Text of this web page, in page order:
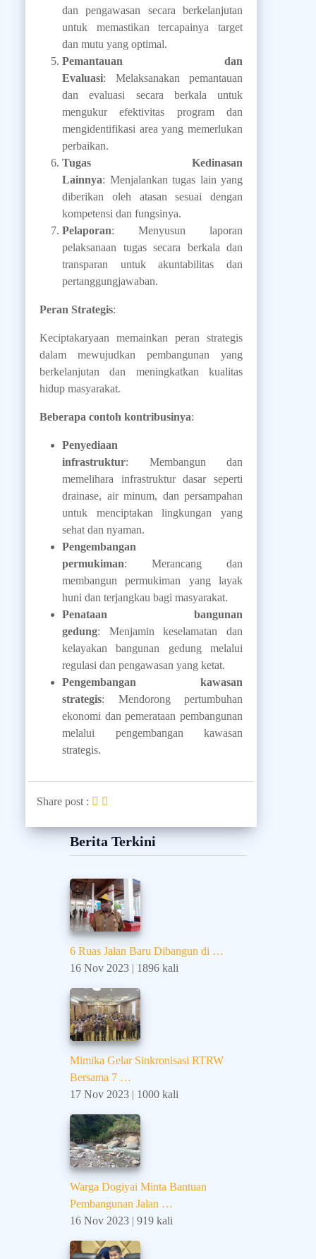
dan pengawasan secara berkelanjutan
untuk memastikan tercapainya target
dan mutu yang optimal.
Pemantauan dan
Evaluasi: Melaksanakan pemantauan
dan evaluasi secara berkala untuk
mengukur efektivitas program dan
mengidentifikasi area yang memerlukan
perbaikan.
Tugas Kedinasan
Lainnya: Menjalankan tugas lain yang
diberikan oleh atasan sesuai dengan
kompetensi dan fungsinya.
Pelaporan: Menyusun laporan
pelaksanaan tugas secara berkala dan
transparan untuk akuntabilitas dan
pertanggungjawaban.
Peran Strategis:
Keciptakaryaan memainkan peran strategis
dalam mewujudkan pembangunan yang
berkelanjutan dan meningkatkan kualitas
hidup masyarakat.
Beberapa contoh kontribusinya:
Penyediaan
infrastruktur: Membangun dan
memelihara infrastruktur dasar seperti
drainase, air minum, dan persampahan
untuk menciptakan lingkungan yang
sehat dan nyaman.
Pengembangan
permukiman: Merancang dan
membangun permukiman yang layak
huni dan terjangkau bagi masyarakat.
Penataan bangunan
gedung: Menjamin keselamatan dan
kelayakan bangunan gedung melalui
regulasi dan pengawasan yang ketat.
Pengembangan kawasan
strategis: Mendorong pertumbuhan
ekonomi dan pemerataan pembangunan
melalui pengembangan kawasan
strategis.
Share post :
Berita Terkini
6 Ruas Jalan Baru Dibangun di …
16 Nov 2023 | 1896 kali
Mimika Gelar Sinkronisasi RTRW
Bersama 7 …
17 Nov 2023 | 1000 kali
Warga Dogiyai Minta Bantuan
Pembangunan Jalan …
16 Nov 2023 | 919 kali